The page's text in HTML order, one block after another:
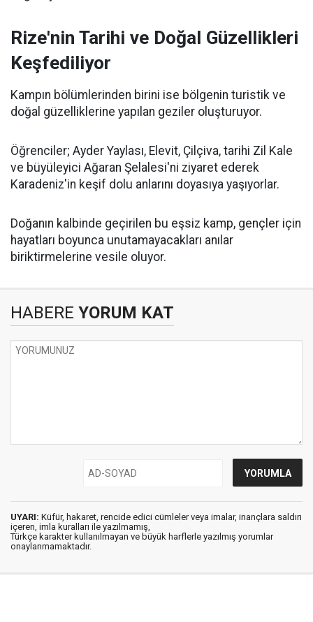
Rize'nin Tarihi ve Doğal Güzellikleri
Keşfediliyor
Kampın bölümlerinden birini ise bölgenin turistik ve
doğal güzelliklerine yapılan geziler oluşturuyor.
Öğrenciler; Ayder Yaylası, Elevit, Çilçiva, tarihi Zil Kale
ve büyüleyici Ağaran Şelalesi'ni ziyaret ederek
Karadeniz'in keşif dolu anlarını doyasıya yaşıyorlar.
Doğanın kalbinde geçirilen bu eşsiz kamp, gençler için
hayatları boyunca unutamayacakları anılar
biriktirmelerine vesile oluyor.
HABERE YORUM KAT
UYARI: Küfür, hakaret, rencide edici cümleler veya imalar, inançlara saldırı
içeren, imla kuralları ile yazılmamış,
Türkçe karakter kullanılmayan ve büyük harflerle yazılmış yorumlar
onaylanmamaktadır.